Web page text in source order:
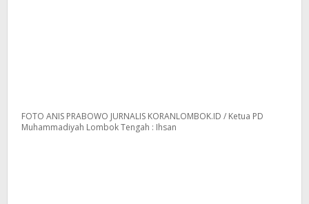
FOTO ANIS PRABOWO JURNALIS KORANLOMBOK.ID / Ketua PD
Muhammadiyah Lombok Tengah : Ihsan